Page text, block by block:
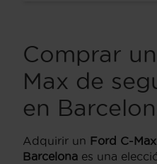
Comprar
Max de
en
Adquirir un Ford C-
Barcelona es una